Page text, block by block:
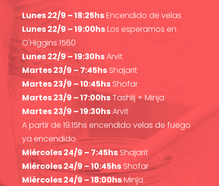
Lunes 22/9 – 18:25hsEncendido de velas
Lunes 22/9 – 19:00hsLos esperamos en
O'Higgins 1560
Lunes 22/9 – 19:30hsArvit
Martes 23/9 – 7:45hsShajarit
Martes 23/9 – 10:45hsShofar
Martes 23/9 – 17:00hsTashlij + Minja
Martes 23/9 – 19:30hsArvit
A partir de 19:15hs encendido velas de fuego
ya encendido.
Miércoles 24/9 – 7:45hsShajarit
Miércoles 24/9 – 10:45hsShofar
Miércoles 24/9 – 18:00hsMinja